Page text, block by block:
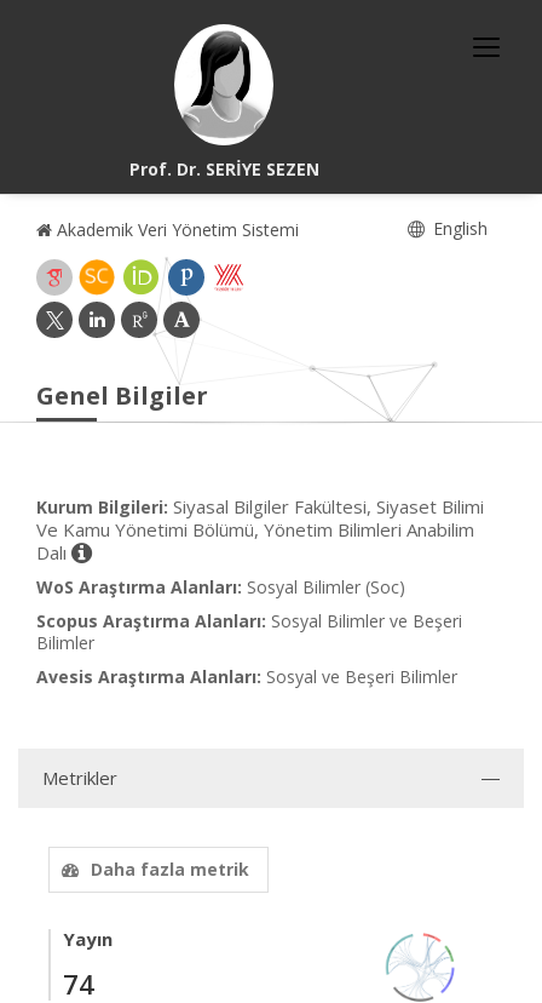
Prof. Dr. SERİYE SEZEN
Akademik Veri Yönetim Sistemi English
Genel Bilgiler
Kurum Bilgileri: Siyasal Bilgiler Fakültesi, Siyaset Bilimi
Ve Kamu Yönetimi Bölümü, Yönetim Bilimleri Anabilim
Dalı
WoS Araştırma Alanları: Sosyal Bilimler (Soc)
Scopus Araştırma Alanları: Sosyal Bilimler ve Beşeri
Bilimler
Avesis Araştırma Alanları: Sosyal ve Beşeri Bilimler
Metrikler
Daha fazla metrik
Yayın
74